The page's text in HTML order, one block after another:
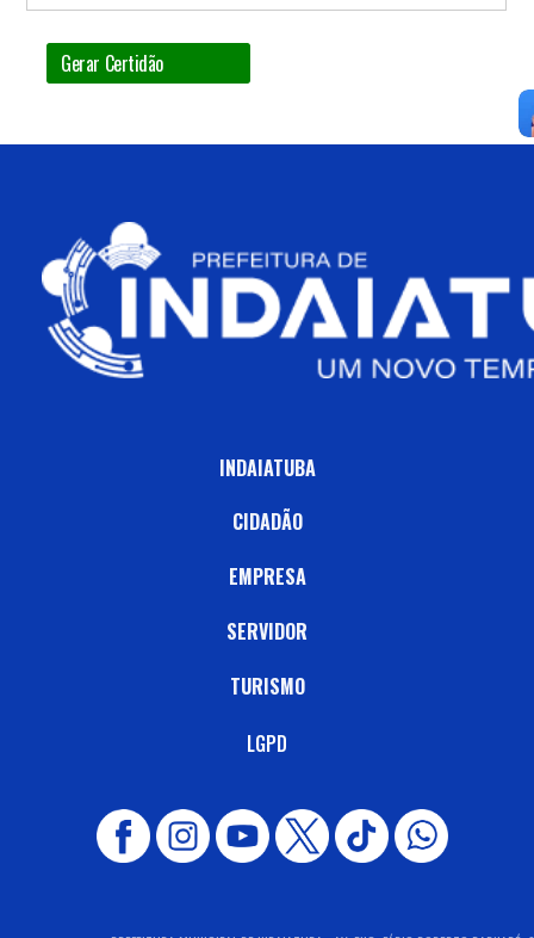
INDAIATUBA
CIDADÃO
EMPRESA
SERVIDOR
TURISMO
LGPD